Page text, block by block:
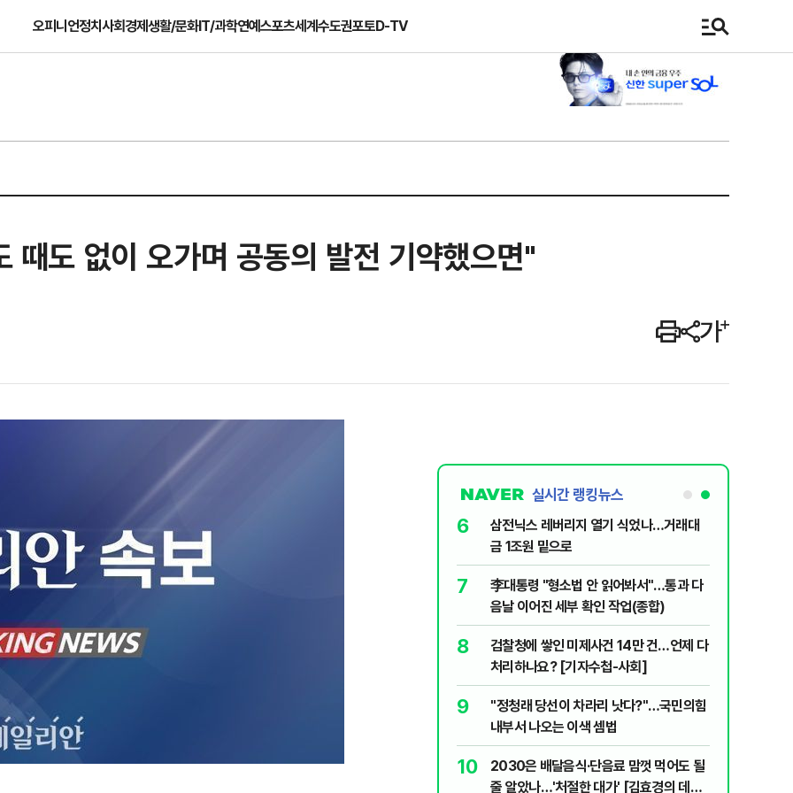
오피니언정치사회경제생활/문화IT/과학연예스포츠세계수도권포토D-TV
도 없이 오가며 공동의 발전 기약했으면"
실시간 랭킹뉴스
1
2
5
李대통령 지지율 47.7%…20대는
6
삼전닉스 레버리지 열기 식었나…거래대
금 1조원 밑으로
7
李대통령 "형소법 안 읽어봐서"…통과 다
음날 이어진 세부 확인 작업(종합)
8
검찰청에 쌓인 미제사건 14만 건…언제 다
처리하나요? [기자수첩-사회]
9
​"정청래 당선이 차라리 낫다?"…국민의힘
내부서 나오는 이색 셈법
10
2030은 배달음식·단음료 맘껏 먹어도 될
줄 알았나…'처절한 대가' [김효경의 데일